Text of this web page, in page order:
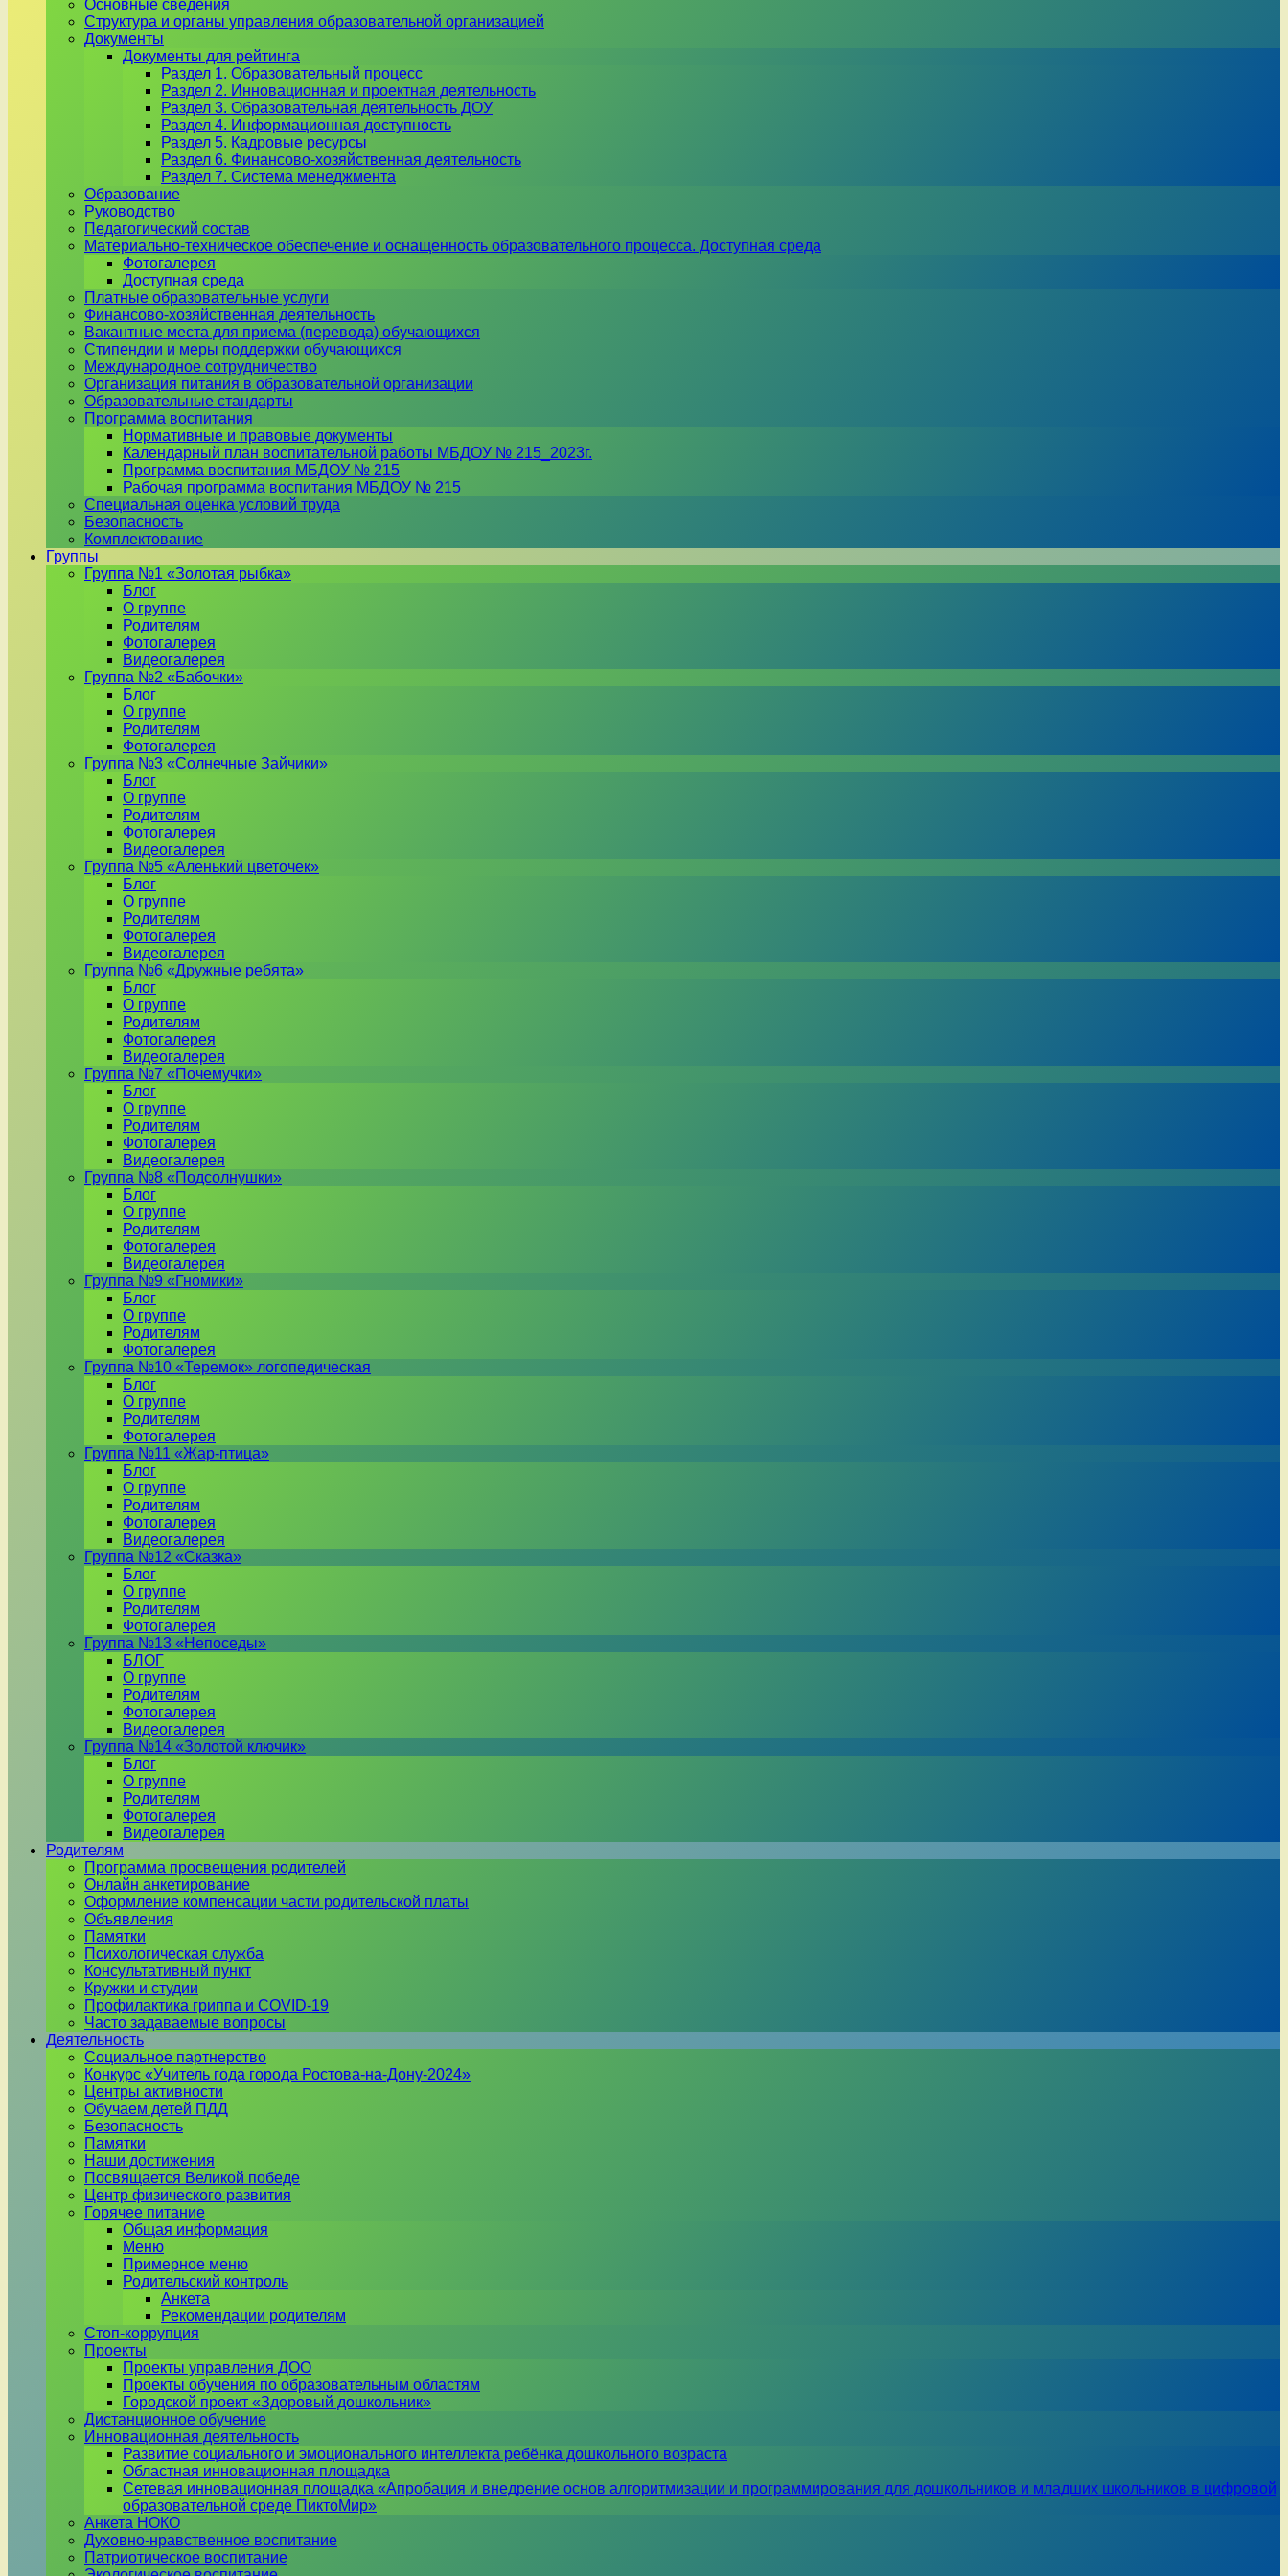
Основные сведения
Структура и органы управления образовательной организацией
Документы
Документы для рейтинга
Раздел 1. Образовательный процесс
Раздел 2. Инновационная и проектная деятельность
Раздел 3. Образовательная деятельность ДОУ
Раздел 4. Информационная доступность
Раздел 5. Кадровые ресурсы
Раздел 6. Финансово-хозяйственная деятельность
Раздел 7. Система менеджмента
Образование
Руководство
Педагогический состав
Материально-техническое обеспечение и оснащенность образовательного процесса. Доступная среда
Фотогалерея
Доступная среда
Платные образовательные услуги
Финансово-хозяйственная деятельность
Вакантные места для приема (перевода) обучающихся
Стипендии и меры поддержки обучающихся
Международное сотрудничество
Организация питания в образовательной организации
Образовательные стандарты
Программа воспитания
Нормативные и правовые документы
Календарный план воспитательной работы МБДОУ № 215_2023г.
Программа воспитания МБДОУ № 215
Рабочая программа воспитания МБДОУ № 215
Специальная оценка условий труда
Безопасность
Комплектование
Группы
Группа №1 «Золотая рыбка»
Блог
О группе
Родителям
Фотогалерея
Видеогалерея
Группа №2 «Бабочки»
Блог
О группе
Родителям
Фотогалерея
Группа №3 «Солнечные Зайчики»
Блог
О группе
Родителям
Фотогалерея
Видеогалерея
Группа №5 «Аленький цветочек»
Блог
О группе
Родителям
Фотогалерея
Видеогалерея
Группа №6 «Дружные ребята»
Блог
О группе
Родителям
Фотогалерея
Видеогалерея
Группа №7 «Почемучки»
Блог
О группе
Родителям
Фотогалерея
Видеогалерея
Группа №8 «Подсолнушки»
Блог
О группе
Родителям
Фотогалерея
Видеогалерея
Группа №9 «Гномики»
Блог
О группе
Родителям
Фотогалерея
Группа №10 «Теремок» логопедическая
Блог
О группе
Родителям
Фотогалерея
Группа №11 «Жар-птица»
Блог
О группе
Родителям
Фотогалерея
Видеогалерея
Группа №12 «Сказка»
Блог
О группе
Родителям
Фотогалерея
Группа №13 «Непоседы»
БЛОГ
О группе
Родителям
Фотогалерея
Видеогалерея
Группа №14 «Золотой ключик»
Блог
О группе
Родителям
Фотогалерея
Видеогалерея
Родителям
Программа просвещения родителей
Онлайн анкетирование
Оформление компенсации части родительской платы
Объявления
Памятки
Психологическая служба
Консультативный пункт
Кружки и студии
Профилактика гриппа и COVID-19
Часто задаваемые вопросы
Деятельность
Социальное партнерство
Конкурс «Учитель года города Ростова-на-Дону-2024»
Центры активности
Обучаем детей ПДД
Безопасность
Памятки
Наши достижения
Посвящается Великой победе
Центр физического развития
Горячее питание
Общая информация
Меню
Примерное меню
Родительский контроль
Анкета
Рекомендации родителям
Стоп-коррупция
Проекты
Проекты управления ДОО
Проекты обучения по образовательным областям
Городской проект «Здоровый дошкольник»
Дистанционное обучение
Инновационная деятельность
Развитие социального и эмоционального интеллекта ребёнка дошкольного возраста
Областная инновационная площадка
Сетевая инновационная площадка «Апробация и внедрение основ алгоритмизации и программирования для дошкольников и младших школьников в цифровой
образовательной среде ПиктоМир»
Анкета НОКО
Духовно-нравственное воспитание
Патриотическое воспитание